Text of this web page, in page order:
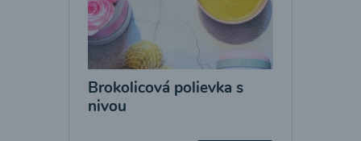
Brokolicová polievka s
nivou